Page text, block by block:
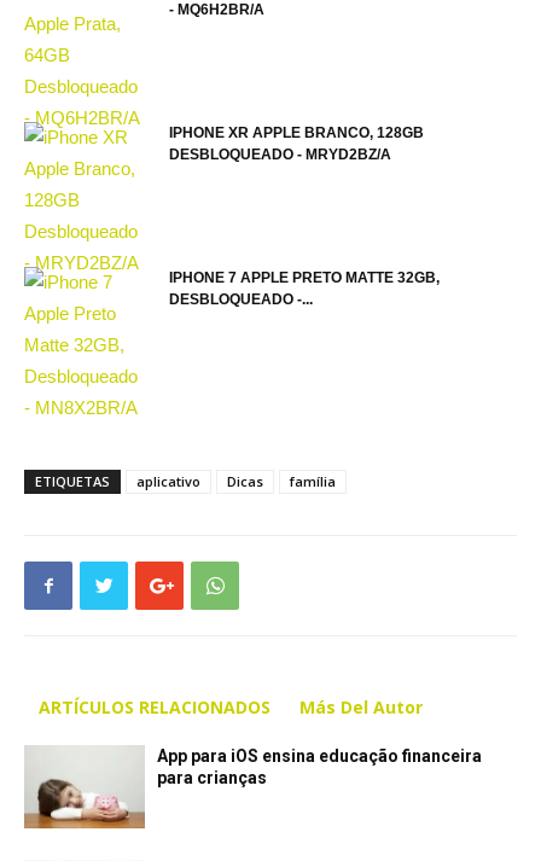
- MQ6H2BR/A
IPHONE XR APPLE BRANCO, 128GB
DESBLOQUEADO - MRYD2BZ/A
IPHONE 7 APPLE PRETO MATTE 32GB,
DESBLOQUEADO -...
ETIQUETAS aplicativo Dicas família
ARTÍCULOS RELACIONADOS Más Del Autor
App para iOS ensina educação financeira
para crianças